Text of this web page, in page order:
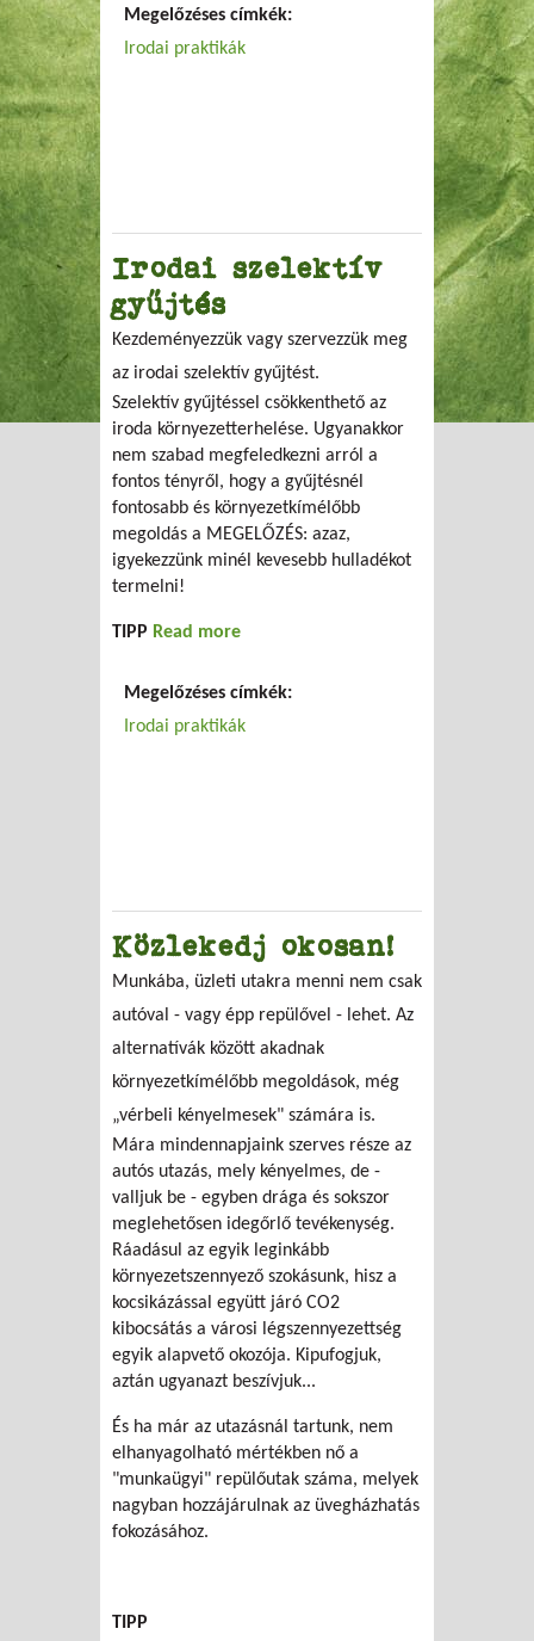
Megelőzéses címkék:
Irodai praktikák
Irodai szelektív
gyűjtés
Kezdeményezzük vagy szervezzük meg
az irodai szelektív gyűjtést.
Szelektív gyűjtéssel csökkenthető az
iroda környezetterhelése. Ugyanakkor
nem szabad megfeledkezni arról a
fontos tényről, hogy a gyűjtésnél
fontosabb és környezetkímélőbb
megoldás a MEGELŐZÉS: azaz,
igyekezzünk minél kevesebb hulladékot
termelni!
TIPP Read more
Megelőzéses címkék:
Irodai praktikák
Közlekedj okosan!
Munkába, üzleti utakra menni nem csak
autóval - vagy épp repülővel - lehet. Az
alternatívák között akadnak
környezetkímélőbb megoldások, még
„vérbeli kényelmesek" számára is.
Mára mindennapjaink szerves része az
autós utazás, mely kényelmes, de -
valljuk be - egyben drága és sokszor
meglehetősen idegőrlő tevékenység.
Ráadásul az egyik leginkább
környezetszennyező szokásunk, hisz a
kocsikázással együtt járó CO2
kibocsátás a városi légszennyezettség
egyik alapvető okozója. Kipufogjuk,
aztán ugyanazt beszívjuk...
És ha már az utazásnál tartunk, nem
elhanyagolható mértékben nő a
"munkaügyi" repülőutak száma, melyek
nagyban hozzájárulnak az üvegházhatás
fokozásához.
TIPP